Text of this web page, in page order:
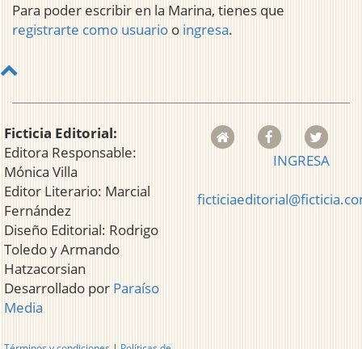
Para poder escribir en la Marina, tienes que
registrarte como usuario o ingresa.
Ficticia Editorial:
Editora Responsable:
Mónica Villa
Editor Literario: Marcial
Fernández
Diseño Editorial: Rodrigo
Toledo y Armando
Hatzacorsian
Desarrollado por Paraíso
Media
INGRESA